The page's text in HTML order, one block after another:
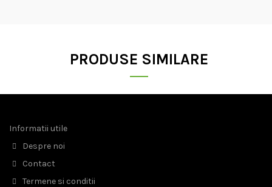
PRODUSE SIMILARE
Informatii utile
Despre noi
Contact
Termene si conditii